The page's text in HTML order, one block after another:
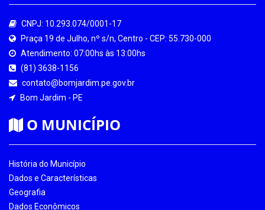
CNPJ: 10.293.074/0001-17
Praça 19 de Julho, nº s/n, Centro - CEP: 55.730-000
Atendimento: 07:00hs às 13:00hs
(81) 3638-1156
contato@bomjardim.pe.gov.br
Bom Jardim - PE
O MUNICÍPIO
História do Município
Dados e Características
Geografia
Dados Econômicos